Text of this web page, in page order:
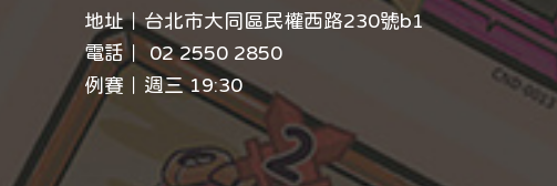
地址｜台北市大同區民權西路230號b1
電話｜ 02 2550 2850
例賽｜週三 19:30